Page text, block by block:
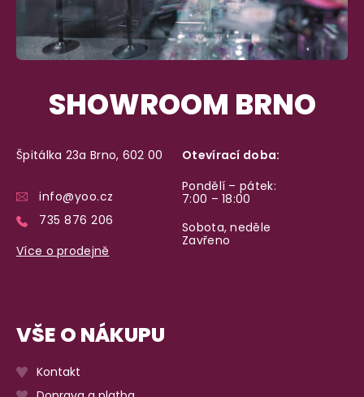
SHOWROOM BRNO
Špitálka 23a Brno, 602 00
info@yoo.cz
735 876 206
Více o prodejně
Otevírací doba:
Pondělí – pátek:
7:00 – 18:00
Sobota, neděle
Zavřeno
VŠE O NÁKUPU
Kontakt